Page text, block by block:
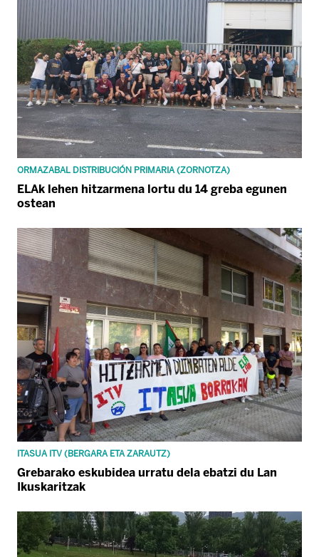
ORMAZABAL DISTRIBUCIÓN PRIMARIA (ZORNOTZA)
ELAk lehen hitzarmena lortu du 14 greba egunen
ostean
ITASUA ITV (BERGARA ETA ZARAUTZ)
Grebarako eskubidea urratu dela ebatzi du Lan
Ikuskaritzak